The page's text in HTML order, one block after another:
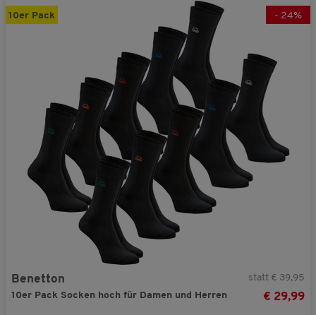
10er Pack - 24%
Benetton
10er Pack Socken hoch für Damen und Herren
statt € 39,95
€ 29,99